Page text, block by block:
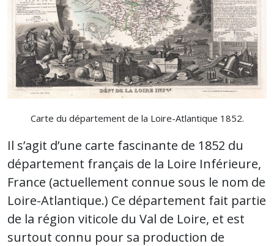
Carte du département de la Loire-Atlantique 1852.
Il s’agit d’une carte fascinante de 1852 du
département français de la Loire Inférieure,
France (actuellement connue sous le nom de
Loire-Atlantique.) Ce département fait partie
de la région viticole du Val de Loire, et est
surtout connu pour sa production de